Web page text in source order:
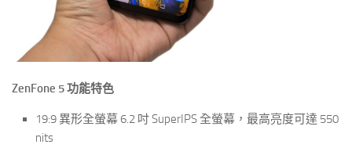
ZenFone 5 功能特色
19:9 異形全螢幕 6.2 吋 SuperIPS 全螢幕，最高亮度可達 550
nits